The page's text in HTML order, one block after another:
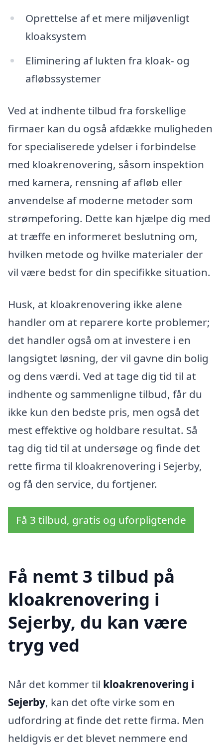
Oprettelse af et mere miljøvenligt
kloaksystem
Eliminering af lukten fra kloak- og
afløbssystemer
Ved at indhente tilbud fra forskellige
firmaer kan du også afdække muligheden
for specialiserede ydelser i forbindelse
med kloakrenovering, såsom inspektion
med kamera, rensning af afløb eller
anvendelse af moderne metoder som
strømpeforing. Dette kan hjælpe dig med
at træffe en informeret beslutning om,
hvilken metode og hvilke materialer der
vil være bedst for din specifikke situation.
Husk, at kloakrenovering ikke alene
handler om at reparere korte problemer;
det handler også om at investere i en
langsigtet løsning, der vil gavne din bolig
og dens værdi. Ved at tage dig tid til at
indhente og sammenligne tilbud, får du
ikke kun den bedste pris, men også det
mest effektive og holdbare resultat. Så
tag dig tid til at undersøge og finde det
rette firma til kloakrenovering i Sejerby,
og få den service, du fortjener.
Få 3 tilbud, gratis og uforpligtende
Få nemt 3 tilbud på
kloakrenovering i
Sejerby, du kan være
tryg ved
Når det kommer til kloakrenovering i
Sejerby, kan det ofte virke som en
udfordring at finde det rette firma. Men
heldigvis er det blevet nemmere end